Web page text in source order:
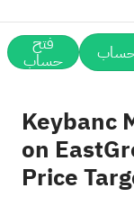
فتح
حساب
Keybanc
on
Price